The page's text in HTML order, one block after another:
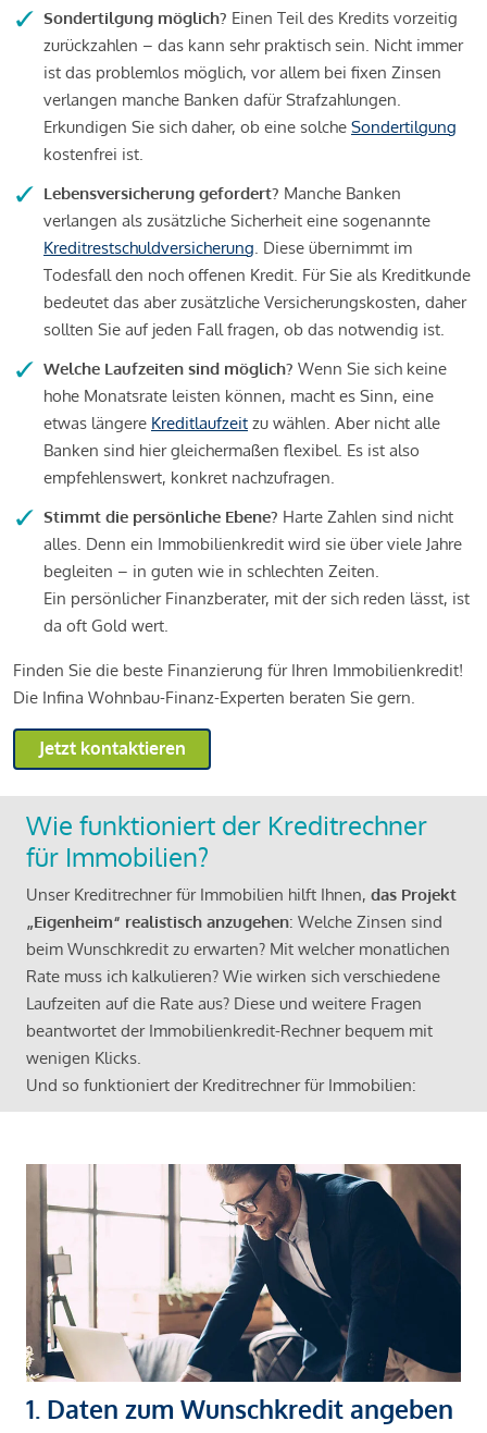
Sondertilgung möglich? Einen Teil des Kredits vorzeitig
zurückzahlen – das kann sehr praktisch sein. Nicht immer
ist das problemlos möglich, vor allem bei fixen Zinsen
verlangen manche Banken dafür Strafzahlungen.
Erkundigen Sie sich daher, ob eine solche Sondertilgung
kostenfrei ist.
Lebensversicherung gefordert? Manche Banken
verlangen als zusätzliche Sicherheit eine sogenannte
Kreditrestschuldversicherung. Diese übernimmt im
Todesfall den noch offenen Kredit. Für Sie als Kreditkunde
bedeutet das aber zusätzliche Versicherungskosten, daher
sollten Sie auf jeden Fall fragen, ob das notwendig ist.
Welche Laufzeiten sind möglich? Wenn Sie sich keine
hohe Monatsrate leisten können, macht es Sinn, eine
etwas längere Kreditlaufzeit zu wählen. Aber nicht alle
Banken sind hier gleichermaßen flexibel. Es ist also
empfehlenswert, konkret nachzufragen.
Stimmt die persönliche Ebene? Harte Zahlen sind nicht
alles. Denn ein Immobilienkredit wird sie über viele Jahre
begleiten – in guten wie in schlechten Zeiten.
Ein persönlicher Finanzberater, mit der sich reden lässt, ist
da oft Gold wert.
Finden Sie die beste Finanzierung für Ihren Immobilienkredit!
Die Infina Wohnbau-Finanz-Experten beraten Sie gern.
Jetzt kontaktieren
Wie funktioniert der Kreditrechner
für Immobilien?
Unser Kreditrechner für Immobilien hilft Ihnen, das Projekt
„Eigenheim“ realistisch anzugehen: Welche Zinsen sind
beim Wunschkredit zu erwarten? Mit welcher monatlichen
Rate muss ich kalkulieren? Wie wirken sich verschiedene
Laufzeiten auf die Rate aus? Diese und weitere Fragen
beantwortet der Immobilienkredit-Rechner bequem mit
wenigen Klicks.
Und so funktioniert der Kreditrechner für Immobilien:
1. Daten zum Wunschkredit angeben